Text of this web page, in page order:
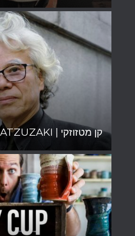
קן מטזוזקי | KEN MATZUZAKI